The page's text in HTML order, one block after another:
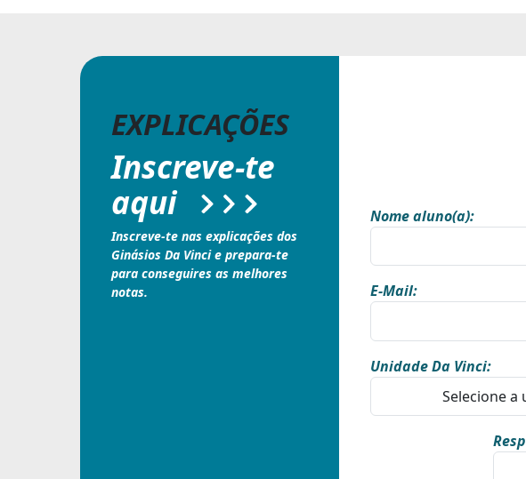
EXPLICAÇÕES
Inscreve-te
aqui
Inscreve-te nas explicações dos
Ginásios Da Vinci e prepara-te
para conseguires as melhores
notas.
Nome aluno(a):
E-Mail:
Unidade Da Vinci: